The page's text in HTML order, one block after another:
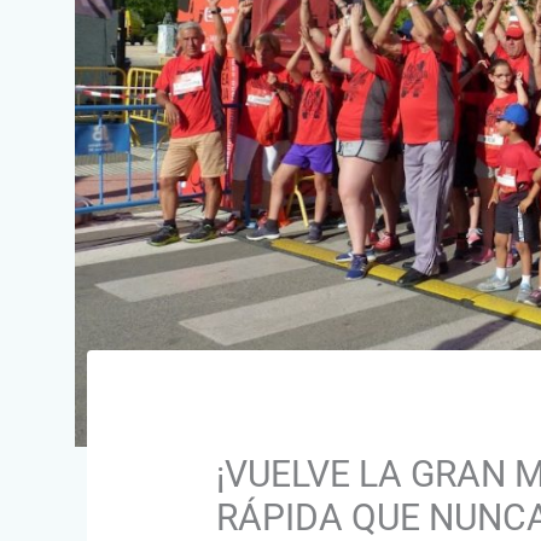
¡VUELVE LA GRAN
RÁPIDA QUE